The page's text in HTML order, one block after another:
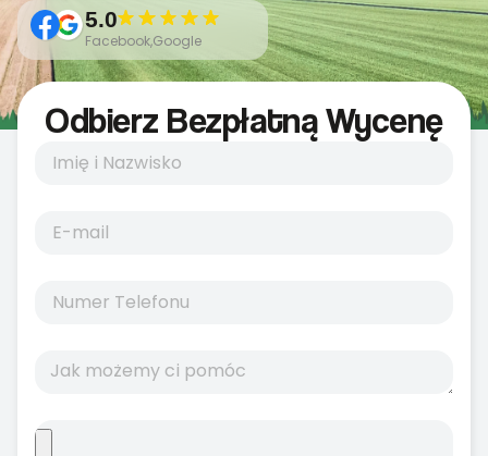
5.0
Facebook,Google
Odbierz Bezpłatną Wycenę